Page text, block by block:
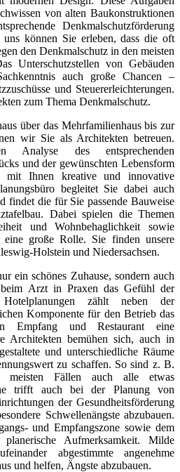
von alten Baukonstruktionen
Denkmalschutzförderung
können Sie erleben, dass die oft
den Denkmalschutz in den meisten
Unterschutzstellen von Gebäuden
auch große Chancen –
und Steuererleichterungen.
zum Thema Denkmalschutz.
über das Mehrfamilienhaus bis zur
wir Sie als Architekten betreuen.
Analyse des entsprechenden
und der gewünschten Lebensform
mit Ihnen kreative und innovative
begleitet Sie dabei auch
findet die für Sie passende Bauweise
Dabei spielen die Themen
und Wohnbehaglichkeit sowie
eine große Rolle. Sie finden unsere
Holstein und Niedersachsen.
ein schönes Zuhause, sondern auch
Arzt in Praxen das Gefühl der
zählt neben der
Komponente für den Betrieb das
Empfang und Restaurant eine
Architekten bemühen sich, auch in
und unterschiedliche Räume
zu schaffen. So sind z. B.
Fällen auch alle etwas
trifft auch bei der Planung von
der Gesundheitsförderung
Schwellenängste abzubauen.
und Empfangszone sowie dem
Aufmerksamkeit. Milde
abgestimmte angenehme
und helfen, Ängste abzubauen.